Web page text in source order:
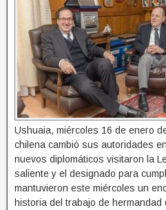
Ushuaia, miércoles 16 de enero
chilena cambió sus autoridades
nuevos diplomáticos visitaron la
saliente y el designado para
mantuvieron este miércoles un
historia del trabajo de